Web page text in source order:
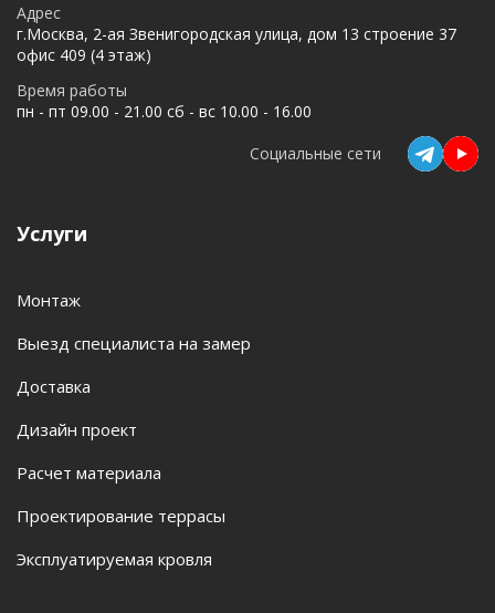
Услуги
Монтаж
Выезд специалиста на замер
Доставка
Дизайн проект
Расчет материала
Проектирование террасы
Эксплуатируемая кровля
Адрес
г.Москва, 2-ая Звенигородская улица, дом 13 строение 37
офис 409 (4 этаж)
Время работы
пн - пт 09.00 - 21.00 сб - вс 10.00 - 16.00
Социальные сети